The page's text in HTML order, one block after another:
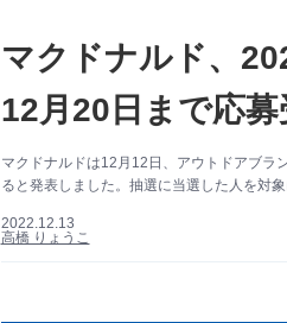
マクドナルド、
12月20日まで応募
マクドナルドは12月12日、アウトドアブラ
ると発表しました。抽選に当選した人を対
2022.12.13
高橋 りょうこ